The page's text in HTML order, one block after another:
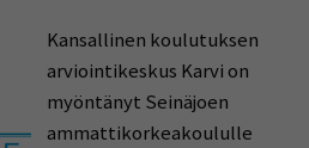
Kansallinen koulutuksen
arviointikeskus Karvi on
myöntänyt Seinäjoen
ammattikorkeakoululle